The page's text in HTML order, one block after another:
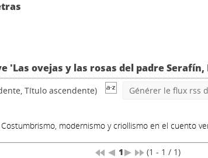
'Las ovejas y las rosas del padre
Título ascendente) Générer le flux rss
modernismo y criollismo en el cuento
1 (1 - 1 / 1)